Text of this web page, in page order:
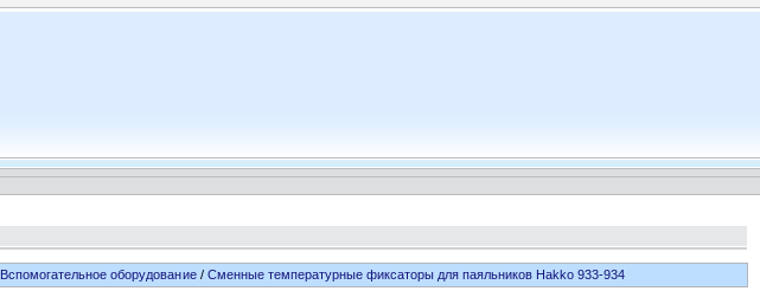
Вспомогательное оборудование/ Сменные температурные фиксаторы для паяльников Hakko 933-934